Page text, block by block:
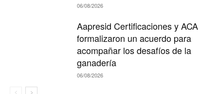
06/08/2026
Aapresid Certificaciones y ACA
formalizaron un acuerdo para
acompañar los desafíos de la
ganadería
06/08/2026